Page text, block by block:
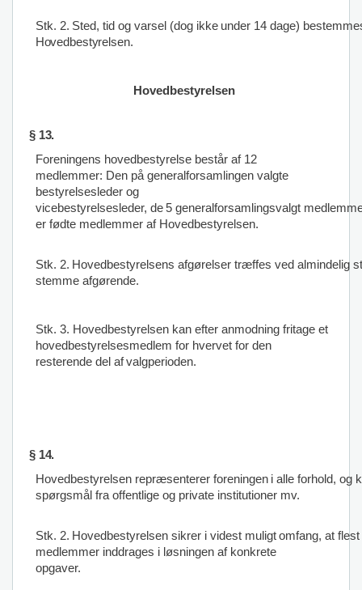
Stk. 2. Sted, tid og varsel (dog ikke under 14 dage)
Hovedbestyrelsen.
Hovedbestyrelsen
§ 13.
Foreningens hovedbestyrelse består af 12
medlemmer: Den på generalforsamlingen valgte
bestyrelsesleder og
vicebestyrelsesleder, de 5 generalforsamlingsvalgt
er fødte medlemmer af Hovedbestyrelsen.
Stk. 2. Hovedbestyrelsens afgørelser træffes ved almindelig
stemme afgørende.
Stk. 3. Hovedbestyrelsen kan efter anmodning fritage et
hovedbestyrelsesmedlem for hvervet for den
resterende del af valgperioden.
§ 14.
Hovedbestyrelsen repræsenterer foreningen i alle forhold, og
spørgsmål fra offentlige og private institutioner mv.
Stk. 2. Hovedbestyrelsen sikrer i videst muligt omfang, at flest
medlemmer inddrages i løsningen af konkrete
opgaver.